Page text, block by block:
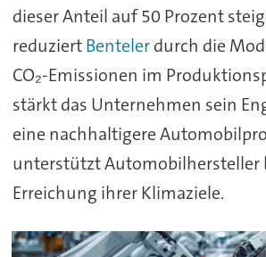
dieser Anteil auf 50 Prozent
reduziertBentelerdurch die
CO₂-Emissionen im
stärkt das Unternehmen sein
eine nachhaltigere
unterstützt Automobilhersteller
Erreichung ihrer Klimaziele.